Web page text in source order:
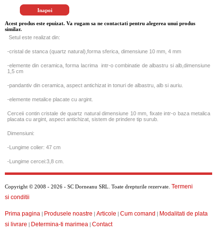
Acest produs este epuizat. Va rugam sa ne contactati pentru alegerea unui produs
similar.
Setul este realizat din:
-cristal de stanca (quartz natural),forma sferica, dimensiune 10 mm, 4 mm
-elemente din ceramica, forma lacrima intr-o combinatie de albastru si alb,dimensiune
1,5 cm
-pandantiv din ceramica, aspect antichizat in tonuri de albastru, alb si auriu.
-elemente metalice placate cu argint.
Cerceii contin cristale de quartz natural dimensiune 10 mm, fixate intr-o baza metalica
placata cu argint, aspect antichizat, sistem de prindere tip surub.
Dimensiuni:
-Lungime colier: 47 cm
-Lungime cercei:3,8 cm.
Copyright © 2008 - 2026 - SC Dorneanu SRL. Toate drepturile rezervate. Termeni
si conditii
Prima pagina | Produsele noastre | Articole | Cum comand | Modalitati de plata
si livrare | Determina-ti marimea | Contact